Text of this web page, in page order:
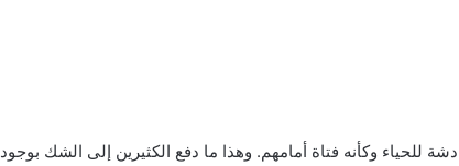
وكأنه فتاة أمامهم. وهذا ما دفع الكثيرين إلى الشك بوجود